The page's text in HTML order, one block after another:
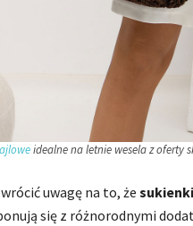
idealne na letnie wesela z oferty
uwagę na to, że
się z różnorodnymi